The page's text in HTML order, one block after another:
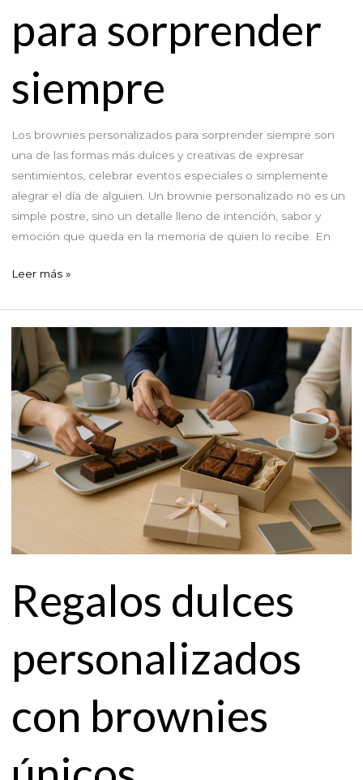
para sorprender
siempre
Los brownies personalizados para sorprender siempre son
una de las formas más dulces y creativas de expresar
sentimientos, celebrar eventos especiales o simplemente
alegrar el día de alguien. Un brownie personalizado no es un
simple postre, sino un detalle lleno de intención, sabor y
emoción que queda en la memoria de quien lo recibe. En
Brownies
para
sorprender
siempre
Leer más »
Regalos dulces
personalizados
con brownies